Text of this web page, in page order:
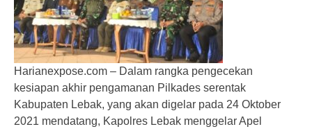
Harianexpose.com – Dalam rangka pengecekan
kesiapan akhir pengamanan Pilkades serentak
Kabupaten Lebak, yang akan digelar pada 24 Oktober
2021 mendatang, Kapolres Lebak menggelar Apel